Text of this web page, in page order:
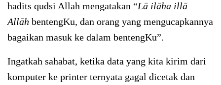
hadits qudsi Allah mengatakan “Lā ilāha illā
Allāh bentengKu, dan orang yang mengucapkannya
bagaikan masuk ke dalam bentengKu”.
Ingatkah sahabat, ketika data yang kita kirim dari
komputer ke printer ternyata gagal dicetak dan